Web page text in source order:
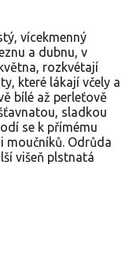
vícekmenný
a dubnu, v
rozkvétají
které lákají včely a
bílé až perleťově
sladkou
se k přímému
moučníků. Odrůda
višeň plstnatá